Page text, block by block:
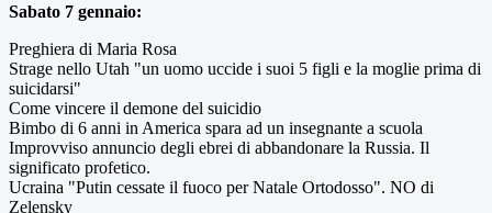
Sabato 7 gennaio:
Preghiera di Maria Rosa
Strage nello Utah "un uomo uccide i suoi 5 figli e la moglie prima di
suicidarsi"
Come vincere il demone del suicidio
Bimbo di 6 anni in America spara ad un insegnante a scuola
Improvviso annuncio degli ebrei di abbandonare la Russia. Il
significato profetico.
Ucraina "Putin cessate il fuoco per Natale Ortodosso". NO di
Zelensky